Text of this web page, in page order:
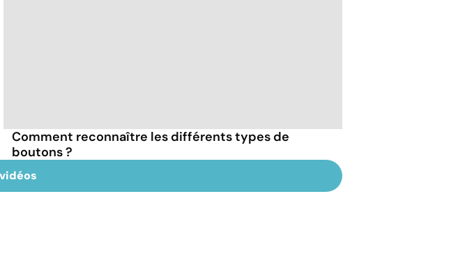
Comment reconnaître les différents types de
boutons ?